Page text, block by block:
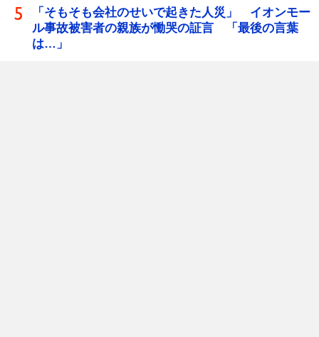
「そもそも会社のせいで起きた人災」 イオンモー
ル事故被害者の親族が慟哭の証言 「最後の言葉
は…」